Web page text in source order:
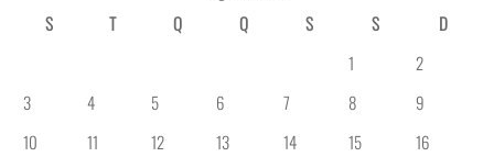
S
T Q Q S S
D
1
2
3
4 5 6 7 8
9
10
11 12 13 14 15
16